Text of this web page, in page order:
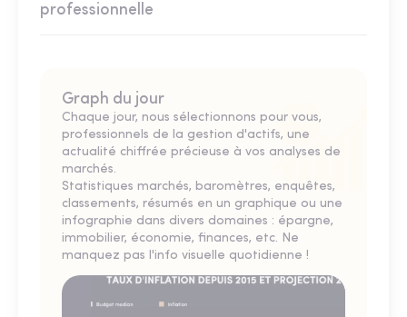
professionnelle
Graph du jour
Chaque jour, nous sélectionnons pour vous,
professionnels de la gestion d'actifs, une
actualité chiffrée précieuse à vos analyses de
marchés.
Statistiques marchés, baromètres, enquêtes,
classements, résumés en un graphique ou une
infographie dans divers domaines : épargne,
immobilier, économie, finances, etc. Ne
manquez pas l'info visuelle quotidienne !